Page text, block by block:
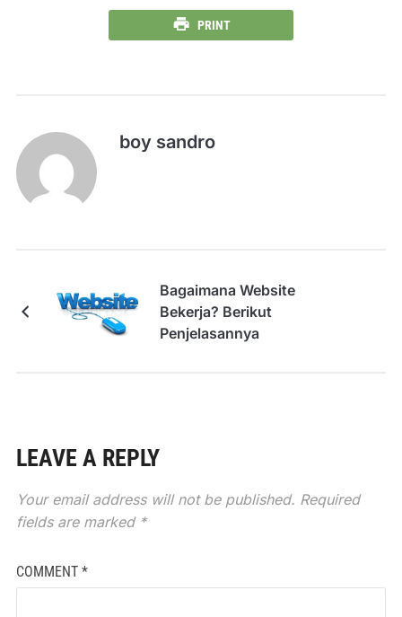
PRINT
boy sandro
Bagaimana Website
Bekerja? Berikut
Penjelasannya
LEAVE A REPLY
Your email address will not be published. Required
fields are marked *
COMMENT *